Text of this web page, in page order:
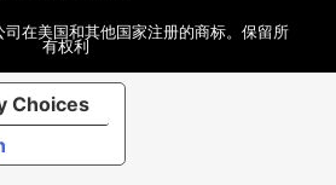
公司在美国和其他国家注册的商标。保留所
有权利
Choices